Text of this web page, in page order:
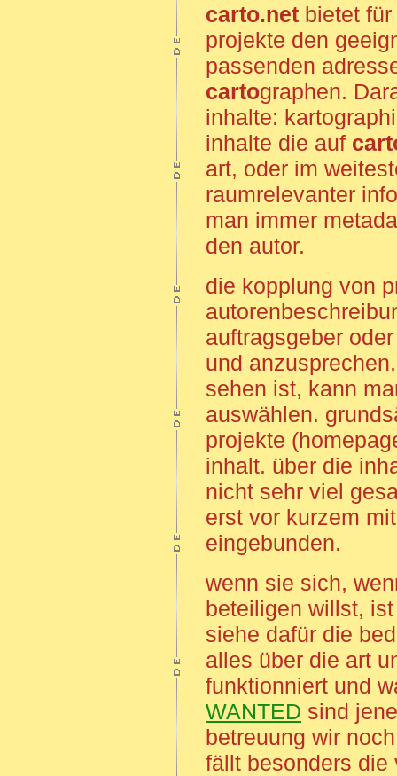
carto.net bietet
projekte den
passenden
cartographen.
inhalte:
inhalte die auf
art, oder im
raumrelevanter
man immer
den autor.
die kopplung von
auftragsgeber
und
sehen ist, kann
auswählen.
projekte
inhalt. über die
nicht sehr viel
erst vor kurzem
eingebunden.
wenn sie sich,
beteiligen willst,
siehe dafür die
alles über die art
funktionniert und
WANTED sind
betreuung wir
fällt besonders die